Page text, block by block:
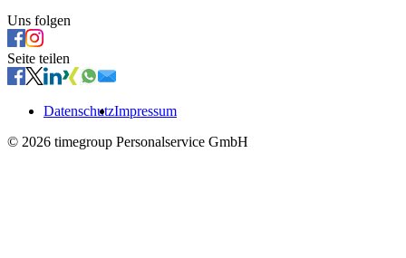
Uns folgen
Seite teilen
DatenschutzImpressum
© 2026 timegroup Personalservice GmbH